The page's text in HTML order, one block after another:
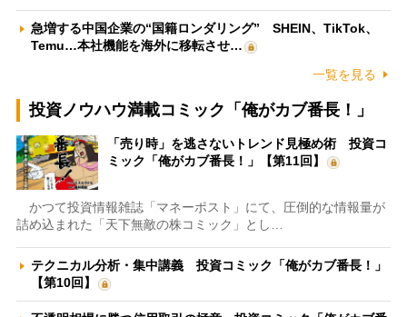
急増する中国企業の“国籍ロンダリング” SHEIN、TikTok、
Temu…本社機能を海外に移転させ…
一覧を見る
投資ノウハウ満載コミック「俺がカブ番長！」
「売り時」を逃さないトレンド見極め術 投資コ
ミック「俺がカブ番長！」【第11回】
かつて投資情報雑誌「マネーポスト」にて、圧倒的な情報量が
詰め込まれた「天下無敵の株コミック」とし…
テクニカル分析・集中講義 投資コミック「俺がカブ番長！」
【第10回】